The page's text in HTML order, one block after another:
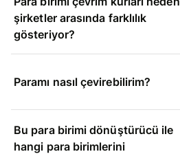
şirketler arasında farklılık
gösteriyor?
Paramı nasıl çevirebilirim?
Bu para birimi dönüştürücü ile
hangi para birimlerini